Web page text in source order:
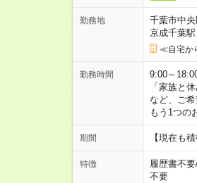
勤務地
千葉市中央
京成千葉駅
≪自宅か
勤務時間
9:00～
「家族と
など、ご
もう1つの
期間 【現在も
特徴 履歴書不要
不要